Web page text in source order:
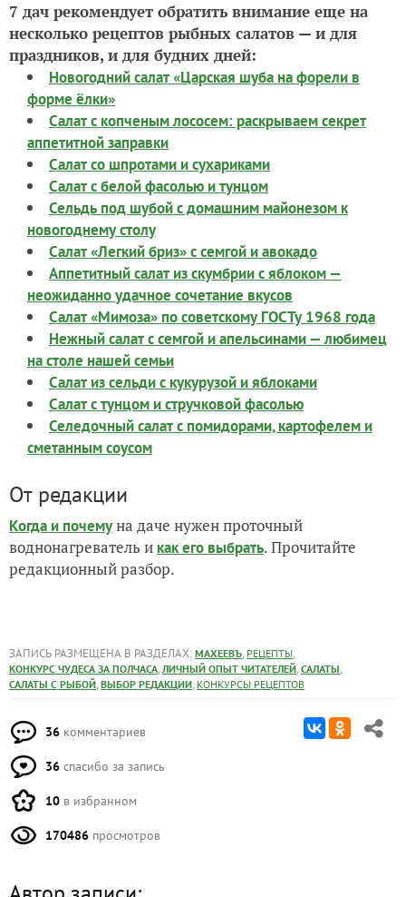
7 дач рекомендует обратить внимание еще на
несколько рецептов рыбных салатов — и для
праздников, и для будних дней:
Новогодний салат «Царская шуба на форели в
форме ёлки»
Салат с копченым лососем: раскрываем секрет
аппетитной заправки
Салат со шпротами и сухариками
Салат с белой фасолью и тунцом
Сельдь под шубой с домашним майонезом к
новогоднему столу
Салат «Легкий бриз» с семгой и авокадо
Аппетитный салат из скумбрии с яблоком —
неожиданно удачное сочетание вкусов
Салат «Мимоза» по советскому ГОСТу 1968 года
Нежный салат с семгой и апельсинами — любимец
на столе нашей семьи
Салат из сельди с кукурузой и яблоками
Салат с тунцом и стручковой фасолью
Селедочный салат с помидорами, картофелем и
сметанным соусом
От редакции
Когда и почемуна даче нужен проточный
воднонагреватель и как его выбрать. Прочитайте
редакционный разбор.
ЗАПИСЬ РАЗМЕЩЕНА В РАЗДЕЛАХ: МАХЕЕВЪ, РЕЦЕПТЫ,
КОНКУРС ЧУДЕСА ЗА ПОЛЧАСА, ЛИЧНЫЙ ОПЫТ ЧИТАТЕЛЕЙ, САЛАТЫ,
САЛАТЫ С РЫБОЙ, ВЫБОР РЕДАКЦИИ, КОНКУРСЫ РЕЦЕПТОВ
36 комментариев
36 спасибо за запись
10 в избранном
170486 просмотров